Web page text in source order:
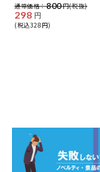
通常価格：800円(税抜)
298 円
(税込328円)